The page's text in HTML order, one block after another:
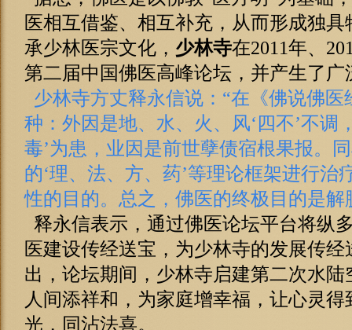
医相互借鉴、相互补充，从而形成独
承少林医宗文化， 少林寺在2011年、
第二届中国佛医高峰论坛，并产生了广
少林寺方丈释永信说：“在《佛说佛
种：外因是地、水、火、风‘四不’不调
毒’为患，业因是前世孽债宿根果报。
的‘理、法、方、药’等理论框架进行治
性的目的。总之，佛医的终极目的是解
释永信表示，通过佛医论坛平台将纵
医建设传经送宝，为少林寺的发展传
出，论坛期间，少林寺启建第二次水
人间添祥和，为家庭增幸福，让心灵
光，同沾法喜。